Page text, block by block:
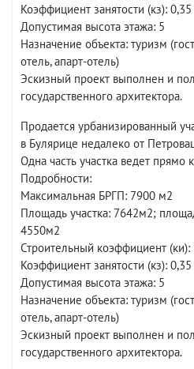
Коэффициент занятости (кз): 0,35
Допустимая высота этажа: 5
Назначение объекта: туризм
отель, апарт-отель)
Эскизный проект выполнен и
государственного архитектора.
Продается урбанизированный
в Булярице недалеко от
Одна часть участка ведет прямо
Подробности:
Максимальная БРГП: 7900 м2
Площадь участка: 7642м2;
4550м2
Строительный коэффициент (ки):
Коэффициент занятости (кз): 0,35
Допустимая высота этажа: 5
Назначение объекта: туризм
отель, апарт-отель)
Эскизный проект выполнен и
государственного архитектора.